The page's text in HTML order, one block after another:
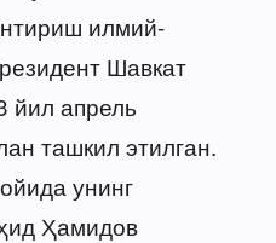
илмий-
Шавкат
йил апрель
ташкил этилган.
унинг
Ҳамидов